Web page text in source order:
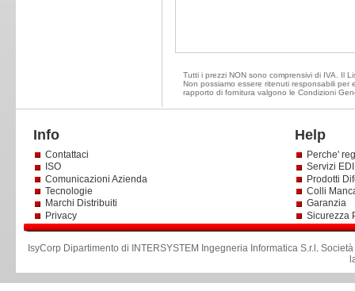
Tutti i prezzi NON sono comprensivi di IVA. Il
Non possiamo essere ritenuti responsabili
rapporto di fornitura valgono le Condizioni
Info Help
Contattaci
ISO
Comunicazioni Azienda
Tecnologie
Marchi Distribuiti
Privacy
Perche'
Servizi
Prodotti
Colli
Garanzia
Sicurezza
IsyCorp Dipartimento di INTERSYSTEM Ingegneria Informatica S.r.l .